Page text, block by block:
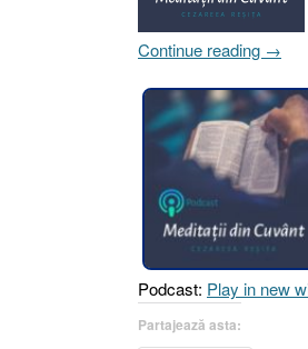
Continue reading „175
2025.
N-
A
FOST
!
[Osea
→
Podcast: Play in new
Partajează asta: